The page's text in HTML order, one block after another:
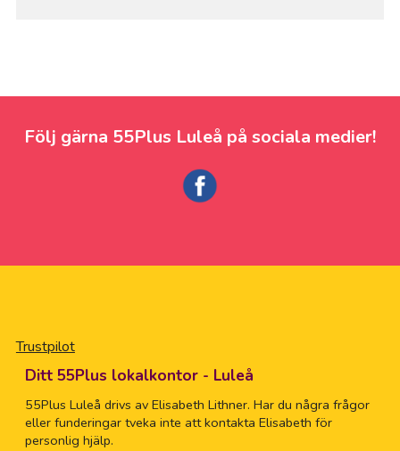
Följ gärna 55Plus Luleå på sociala medier!
Trustpilot
Ditt 55Plus lokalkontor - Luleå
55Plus Luleå drivs av Elisabeth Lithner. Har du några frågor
eller funderingar tveka inte att kontakta Elisabeth för
personlig hjälp.